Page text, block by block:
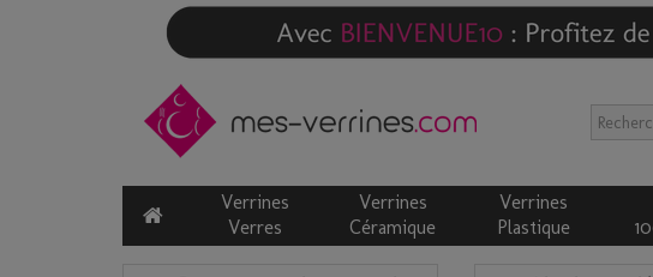
Verrines
Verres
Verrines
Céramique
Verrines
Plastique